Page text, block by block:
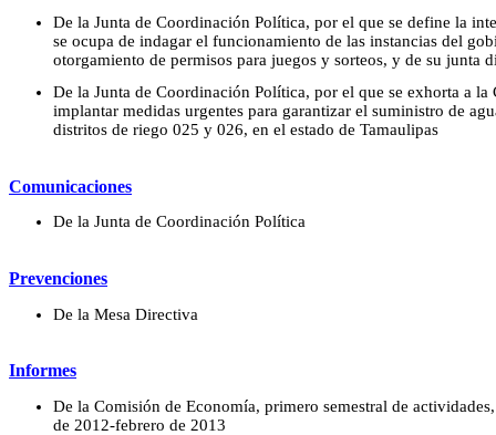
De la Junta de Coordinación Política, por el que se define la
se ocupa de indagar el funcionamiento de las instancias del
otorgamiento de permisos para juegos y sorteos, y de su junta
De la Junta de Coordinación Política, por el que se exhorta a
implantar medidas urgentes para garantizar el suministro de
distritos de riego 025 y 026, en el estado de Tamaulipas
Comunicaciones
De la Junta de Coordinación Política
Prevenciones
De la Mesa Directiva
Informes
De la Comisión de Economía, primero semestral de
de 2012-febrero de 2013